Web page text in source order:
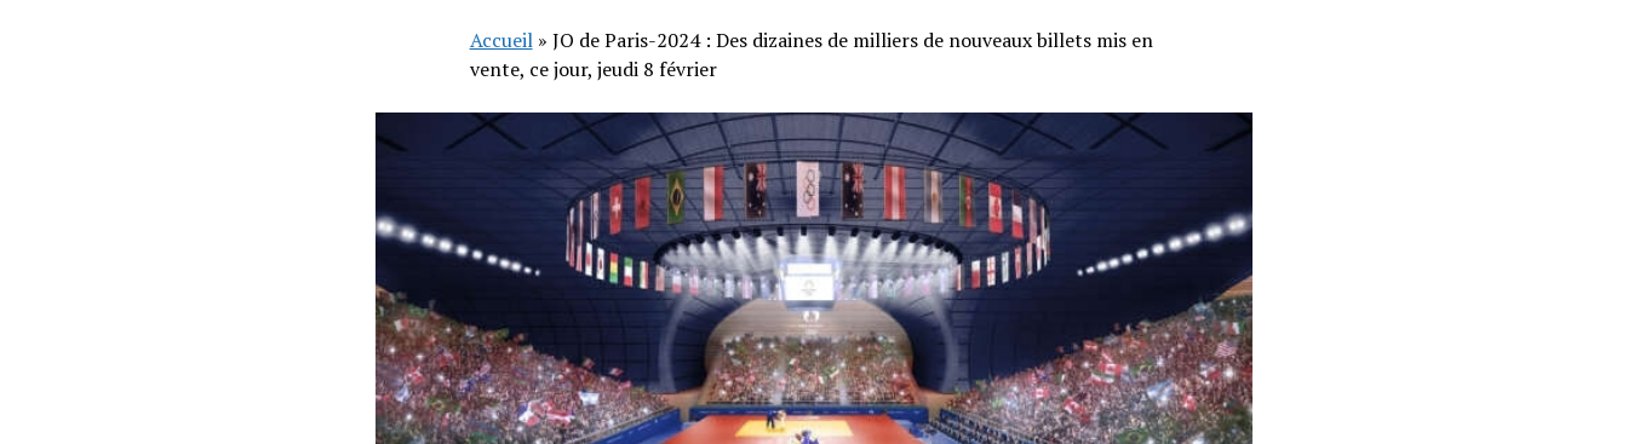
Accueil» JO de Paris-2024 : Des dizaines de milliers de nouveaux billets mis en
vente, ce jour, jeudi 8 février